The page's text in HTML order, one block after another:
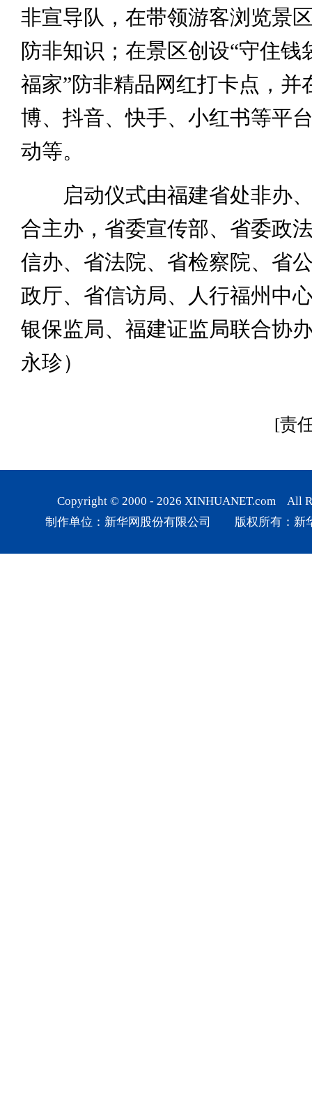
非宣导队，在带领游客浏览景
防非知识；在景区创设“守住钱
福家”防非精品网红打卡点，并
博、抖音、快手、小红书等平
动等。
启动仪式由福建省处非办、
合主办，省委宣传部、省委政
信办、省法院、省检察院、省
政厅、省信访局、人行福州中
银保监局、福建证监局联合协
永珍）
[责
Copyright © 2000 - 2026 XINHUANET.com All
制作单位：新华网股份有限公司 版权所有：新